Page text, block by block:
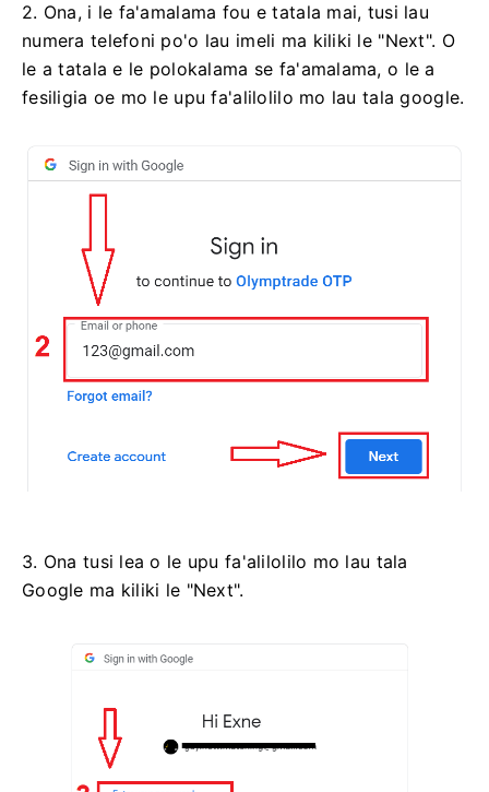
2. Ona, i le fa'amalama fou e tatala mai, tusi lau
numera telefoni po'o lau imeli ma kiliki le "Next". O
le a tatala e le polokalama se fa'amalama, o le a
fesiligia oe mo le upu fa'alilolilo mo lau tala google.
3. Ona tusi lea o le upu fa'alilolilo mo lau tala
Google ma kiliki le "Next".